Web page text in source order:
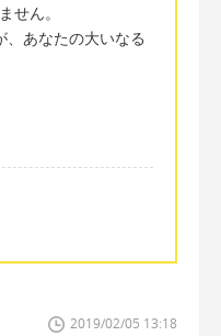
せん。
あなたの大いなる
2019/02/05 13:18